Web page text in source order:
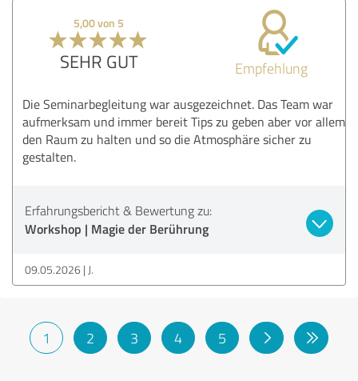
5,00 von 5
SEHR GUT Empfehlung
Die Seminarbegleitung war ausgezeichnet. Das Team war
aufmerksam und immer bereit Tips zu geben aber vor allem
den Raum zu halten und so die Atmosphäre sicher zu
gestalten.
Erfahrungsbericht & Bewertung zu:
Workshop | Magie der Berührung
09.05.2026 J.
1 2 3 4 5